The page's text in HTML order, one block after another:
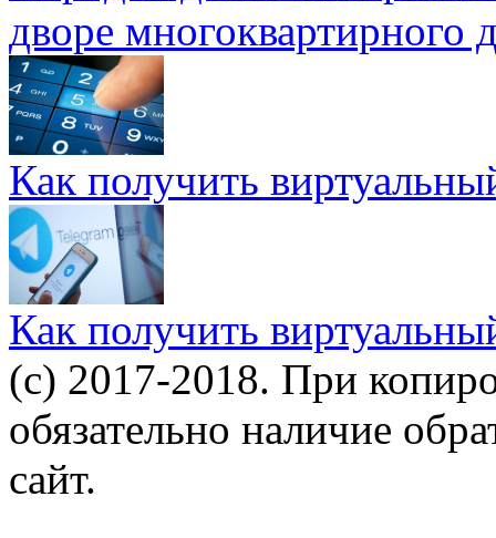
дворе многоквартирного
Как получить
Как получить
(c) 2017-2018. При
обязательно наличие
сайт.